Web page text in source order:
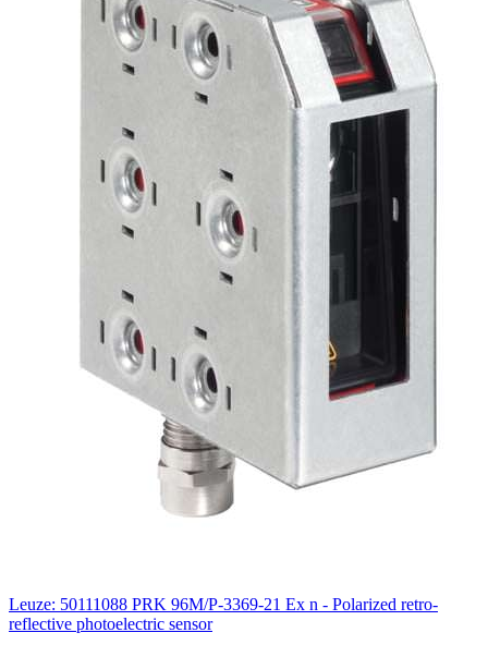
Leuze: 50111088 PRK 96M/P-3369-21 Ex n - Polarized retro-
reflective photoelectric sensor